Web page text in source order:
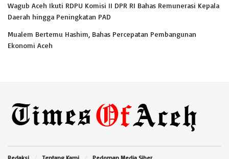
Wagub Aceh Ikuti RDPU Komisi II DPR RI Bahas Remunerasi Kepala
Daerah hingga Peningkatan PAD
Mualem Bertemu Hashim, Bahas Percepatan Pembangunan
Ekonomi Aceh